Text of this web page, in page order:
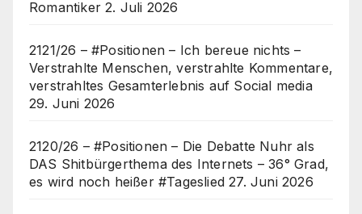
Romantiker 2. Juli 2026
2121/26 – #Positionen – Ich bereue nichts –
Verstrahlte Menschen, verstrahlte Kommentare,
verstrahltes Gesamterlebnis auf Social media
29. Juni 2026
2120/26 – #Positionen – Die Debatte Nuhr als
DAS Shitbürgerthema des Internets – 36° Grad,
es wird noch heißer #Tageslied 27. Juni 2026